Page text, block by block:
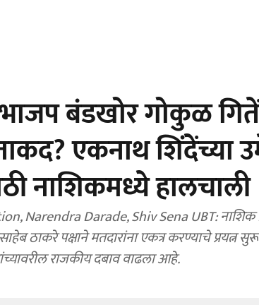
बंडखोर गोकुळ
एकनाथ शिंदेंच्या
नाशिकमध्ये हालचाली
Narendra Darade, Shiv Sena UBT: नाशिक
ठाकरे पक्षाने मतदारांना एकत्र करण्याचे
राजकीय दबाव वाढला आहे.